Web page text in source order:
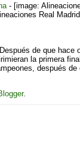
- [image:
Real
Después de que hace
la primera
después de
.